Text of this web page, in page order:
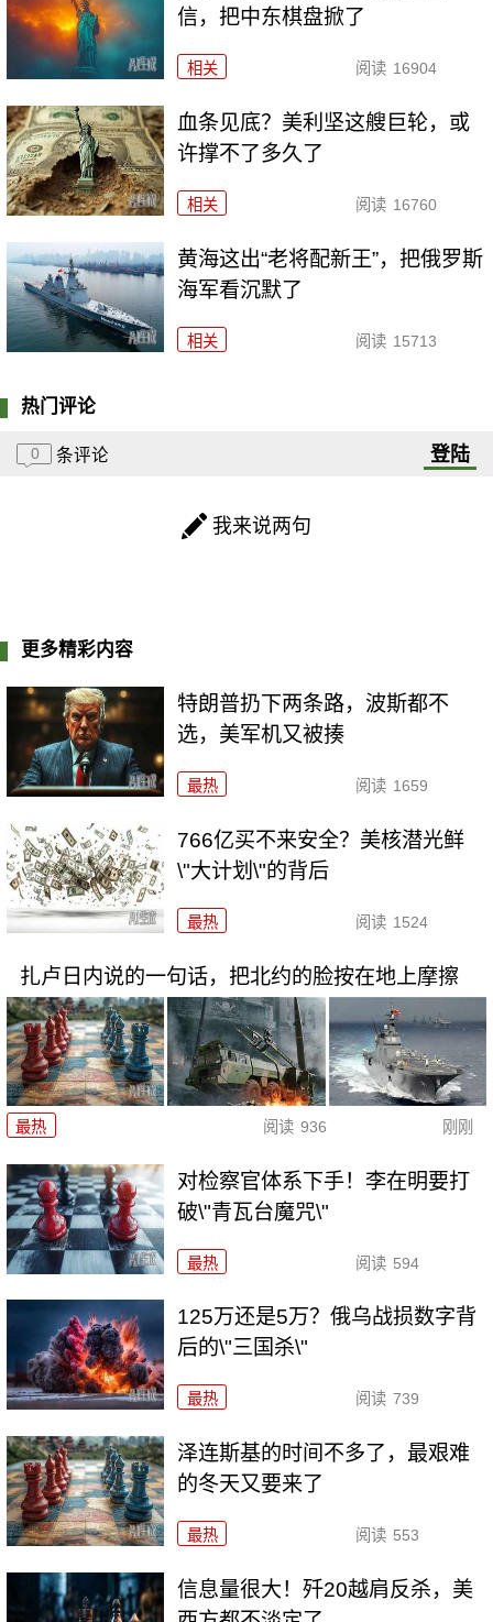
信，把中东棋盘掀了
相关 阅读 16904
血条见底？美利坚这艘巨轮，或
许撑不了多久了
相关 阅读 16760
黄海这出“老将配新王”，把俄罗斯
海军看沉默了
相关 阅读 15713
热门评论
0 条评论 登陆
我来说两句
更多精彩内容
特朗普扔下两条路，波斯都不
选，美军机又被揍
最热 阅读 1659
766亿买不来安全？美核潜光鲜
\"大计划\"的背后
最热 阅读 1524
扎卢日内说的一句话，把北约的脸按在地上摩擦
最热 阅读 936 刚刚
对检察官体系下手！李在明要打
破\"青瓦台魔咒\"
最热 阅读 594
125万还是5万？俄乌战损数字背
后的\"三国杀\"
最热 阅读 739
泽连斯基的时间不多了，最艰难
的冬天又要来了
最热 阅读 553
信息量很大！歼20越肩反杀，美